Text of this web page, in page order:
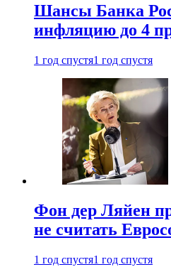
Шансы Банка
инфляцию до 4
1 год спустя1 год спустя
Фон дер Ляйен
не считать
1 год спустя1 год спустя